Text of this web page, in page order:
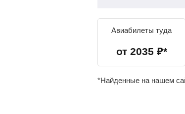
Авиабилеты туда
от 2035 ₽*
*Найденные на нашем